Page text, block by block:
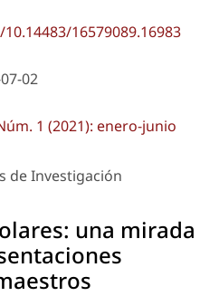
16579089.16983
02
1 (2021): enero-junio
de Investigación
una mirada